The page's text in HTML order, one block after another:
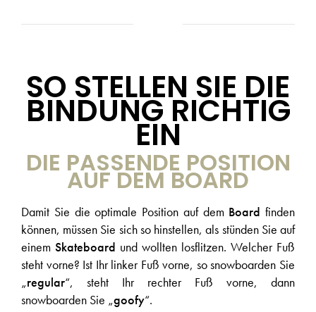
SO STELLEN SIE DIE
BINDUNG RICHTIG
EIN
DIE PASSENDE POSITION
AUF DEM BOARD
Damit Sie die optimale Position auf dem Board finden
können, müssen Sie sich so hinstellen, als stünden Sie auf
einem Skateboard und wollten losflitzen. Welcher Fuß
steht vorne? Ist Ihr linker Fuß vorne, so snowboarden Sie
„regular“, steht Ihr rechter Fuß vorne, dann
snowboarden Sie „goofy“.